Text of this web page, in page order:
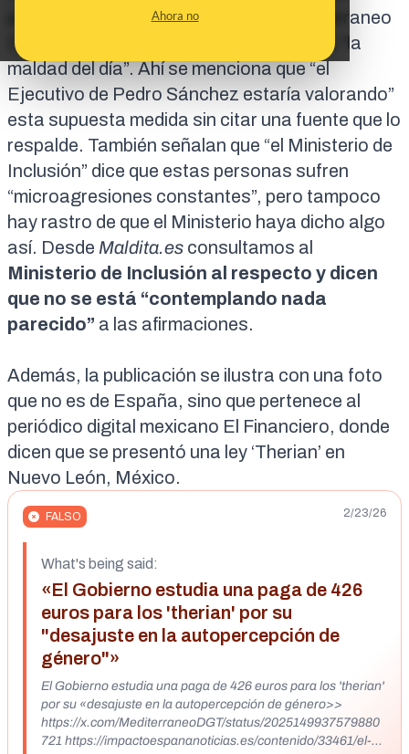
Ahora no
proviene de una publicación de
El Mediterraneo
Digital
humor” llamada “la
maldad del día”. Ahí se menciona que “el
Ejecutivo de Pedro Sánchez estaría valorando”
esta supuesta medida sin citar una fuente que lo
respalde. También señalan que “el Ministerio de
Inclusión” dice que estas personas sufren
“microagresiones constantes”, pero tampoco
hay rastro de que el Ministerio haya dicho algo
así. Desde Maldita.es consultamos al
Ministerio de Inclusión al respecto y dicen
que no se está “contemplando nada
parecido” a las afirmaciones.
Además, la publicación se ilustra con una foto
que no es de España, sino que pertenece al
periódico digital mexicano El Financiero, donde
dicen que se presentó una ley ‘Therian’ en
Nuevo León, México.
FALSO 2/23/26
What's being said:
«El Gobierno estudia una paga de 426
euros para los 'therian' por su
"desajuste en la autopercepción de
género"»
El Gobierno estudia una paga de 426 euros para los 'therian'
por su «desajuste en la autopercepción de género>>
https://x.com/MediterraneoDGT/status/2025149937579880
721 https://impactoespananoticias.es/contenido/33461/el-